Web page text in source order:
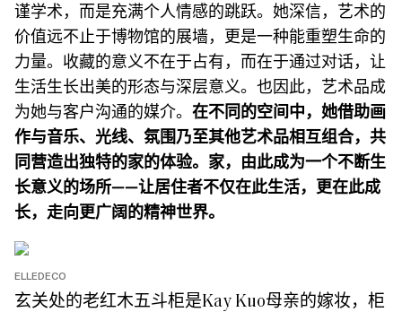
谨学术，而是充满个人情感的跳跃。她深信，艺术的
价值远不止于博物馆的展墙，更是一种能重塑生命的
力量。收藏的意义不在于占有，而在于通过对话，让
生活生长出美的形态与深层意义。也因此，艺术品成
为她与客户沟通的媒介。 在不同的空间中，她借助画
作与音乐、光线、氛围乃至其他艺术品相互组合，共
同营造出独特的家的体验。家，由此成为一个不断生
长意义的场所——让居住者不仅在此生活，更在此成
长，走向更广阔的精神世界。
ELLEDECO
玄关处的老红木五斗柜是Kay Kuo母亲的嫁妆，柜